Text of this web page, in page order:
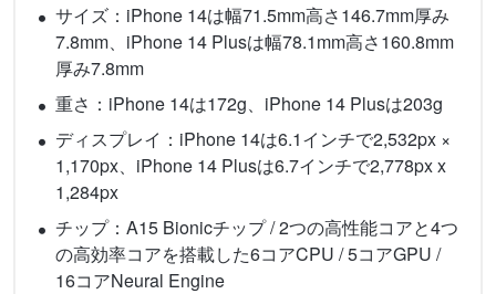
サイズ：iPhone 14は幅71.5mm高さ146.7mm厚み
7.8mm、iPhone 14 Plusは幅78.1mm高さ160.8mm
厚み7.8mm
重さ：iPhone 14は172g、iPhone 14 Plusは203g
ディスプレイ：iPhone 14は6.1インチで2,532px ×
1,170px、iPhone 14 Plusは6.7インチで2,778px x
1,284px
チップ：A15 Bionicチップ / 2つの高性能コアと4つ
の高効率コアを搭載した6コアCPU / 5コアGPU /
16コアNeural Engine